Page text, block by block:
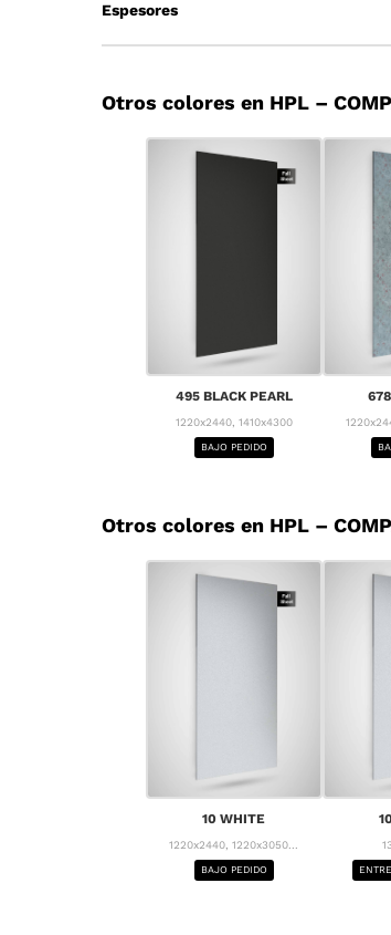
Espesores
Otros colores en HPL –
495 BLACK PEARL
1220x2440, 1410x4300
BAJO PEDIDO
Otros colores en HPL –
10 WHITE
1220x2440, 1220x3050...
BAJO PEDIDO